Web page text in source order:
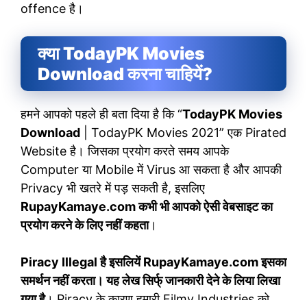
offence है।
क्या TodayPK Movies
Download करना चाहियें?
हमने आपको पहले ही बता दिया है कि “TodayPK Movies
Download | TodayPK Movies 2021” एक Pirated
Website है। जिसका प्रयोग करते समय आपके
Computer या Mobile में Virus आ सकता है और आपकी
Privacy भी खतरे में पड़ सकती है, इसलिए
RupayKamaye.com कभी भी आपको ऐसी वेबसाइट का
प्रयोग करने के लिए नहीं कहता।
Piracy Illegal है इसलियें RupayKamaye.com इसका
समर्थन नहीं करता। यह लेख सिर्फ् जानकारी देने के लिया लिखा